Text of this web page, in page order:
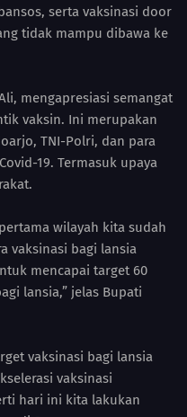
serta vaksinasi door
tidak mampu dibawa ke
mengapresiasi semangat
vaksin. Ini merupakan
TNI-Polri, dan para
19. Termasuk upaya
wilayah kita sudah
vaksinasi bagi lansia
mencapai target 60
lansia,” jelas Bupati
vaksinasi bagi lansia
vaksinasi
hari ini kita lakukan